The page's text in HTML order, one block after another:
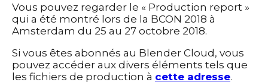
Vous pouvez regarder le « Production report »
qui a été montré lors de la BCON 2018 à
Amsterdam du 25 au 27 octobre 2018.
Si vous êtes abonnés au Blender Cloud, vous
pouvez accéder aux divers éléments tels que
les fichiers de production à cette adresse.